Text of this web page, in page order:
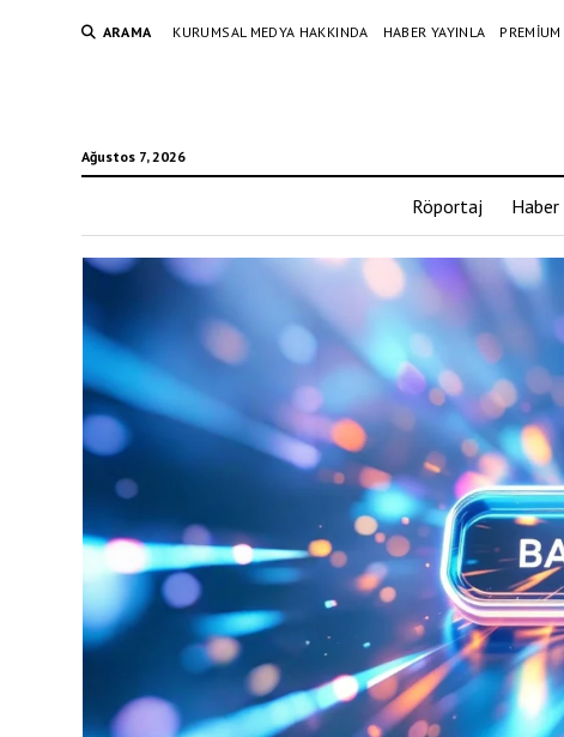
ARAMA KURUMSAL MEDYA HAKKINDA HABER YAYINLA
Ağustos 7, 2026
Röportaj Haber